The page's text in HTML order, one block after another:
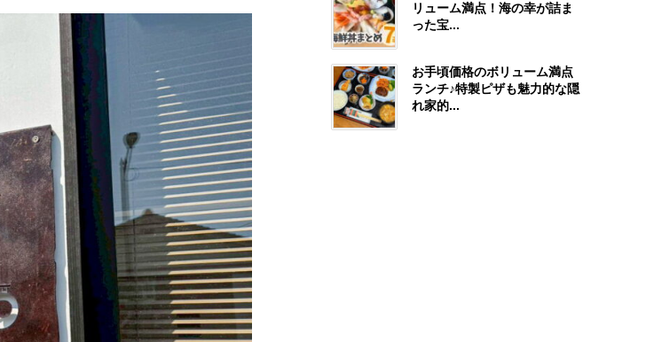
リューム満点！海の幸が詰ま
った宝...
お手頃価格のボリューム満点
ランチ♪特製ピザも魅力的な隠
れ家的...